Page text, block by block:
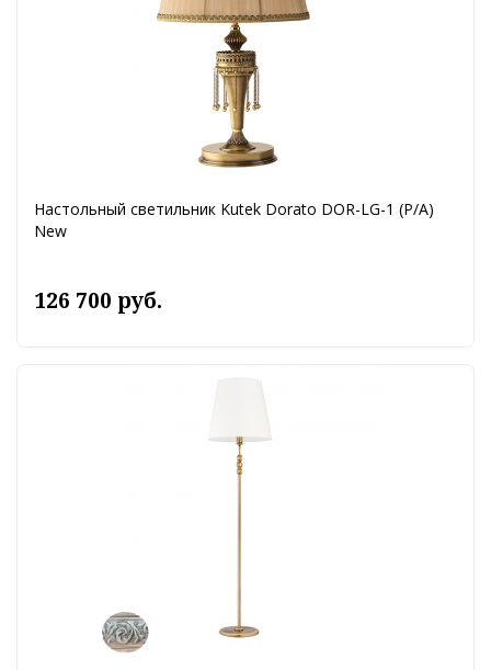
Настольный светильник Kutek Dorato DOR-LG-1 (P/A)
New
126 700 руб.